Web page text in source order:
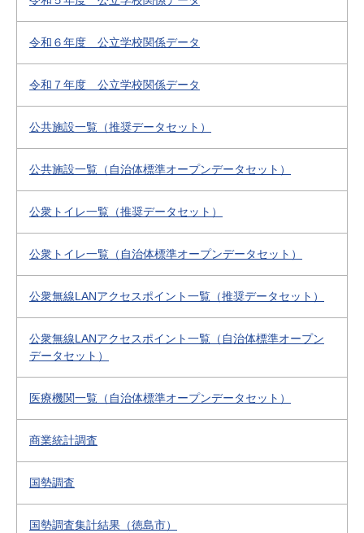
令和６年度 公立学校関係データ
令和７年度 公立学校関係データ
公共施設一覧（推奨データセット）
公共施設一覧（自治体標準オープンデータセット）
公衆トイレ一覧（推奨データセット）
公衆トイレ一覧（自治体標準オープンデータセット）
公衆無線LANアクセスポイント一覧（推奨データセット）
公衆無線LANアクセスポイント一覧（自治体標準オープン
データセット）
医療機関一覧（自治体標準オープンデータセット）
商業統計調査
国勢調査
国勢調査集計結果（徳島市）